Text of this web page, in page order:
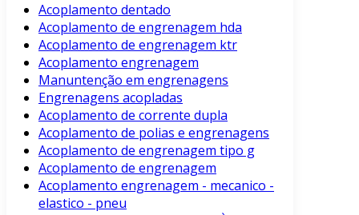
Acoplamento dentado
Acoplamento de engrenagem hda
Acoplamento de engrenagem ktr
Acoplamento engrenagem
Manuntenção em engrenagens
Engrenagens acopladas
Acoplamento de corrente dupla
Acoplamento de polias e engrenagens
Acoplamento de engrenagem tipo g
Acoplamento de engrenagem
Acoplamento engrenagem - mecanico -
elastico - pneu